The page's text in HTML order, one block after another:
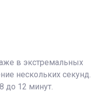
в экстремальных
нескольких секунд.
до 12 минут.